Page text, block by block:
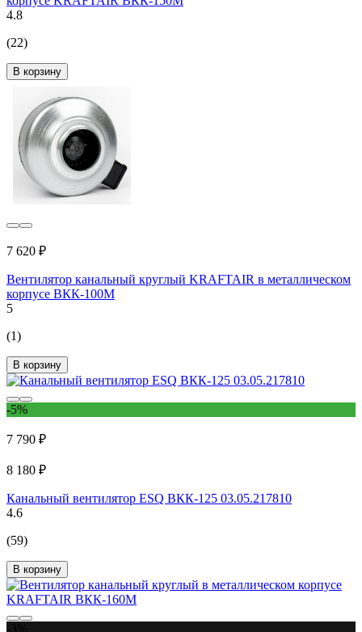
4.8
(22)
В корзину
7 620 ₽
Вентилятор канальный круглый KRAFTAIR в металлическом
корпусе ВКК-100М
5
(1)
В корзину
-5%
7 790 ₽
8 180 ₽
Канальный вентилятор ESQ ВКК-125 03.05.217810
4.6
(59)
В корзину